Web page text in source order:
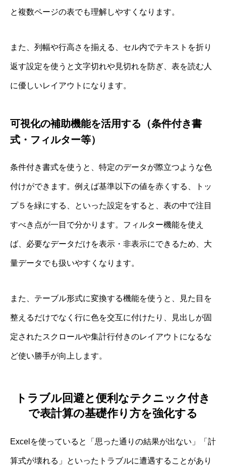
と複数ページの表でも理解しやすくなります。
また、列幅や行高さを揃える、セル内でテキストを折り
返す設定を使うと文字切れや見切れを防ぎ、表を読む人
に優しいレイアウトになります。
可視化の補助機能を活用する（条件付き書
式・フィルター等）
条件付き書式を使うと、特定のデータが際立つような色
付けができます。例えば基準以下の値を赤くする、トッ
プ５を緑にする、といった設定をすると、表の中で注目
すべき点が一目で分かります。フィルター機能を使え
ば、必要なデータだけを表示・非表示にできるため、大
量データでも扱いやすくなります。
また、テーブル形式に変換する機能を使うと、見た目を
整えるだけでなく行に色を交互に付けたり、見出しが固
定されたスクロールや集計行付きのレイアウトになるな
ど使い勝手が向上します。
トラブル回避と便利なテクニック付き
で表計算の基礎作り方を強化する
Excelを使っていると「思った通りの結果が出ない」「計
算式が壊れる」といったトラブルに遭遇することがあり